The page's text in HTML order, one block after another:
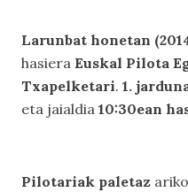
Larunbat honetan
hasiera Euskal Pilota
Txapelketari. 1.
eta jaialdia 10:30ean
Pilotariak paletaz